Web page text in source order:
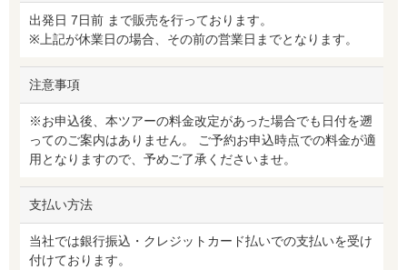
出発日 7日前 まで販売を行っております。
※上記が休業日の場合、その前の営業日までとなります。
注意事項
※お申込後、本ツアーの料金改定があった場合でも日付を遡
ってのご案内はありません。 ご予約お申込時点での料金が適
用となりますので、予めご了承くださいませ。
支払い方法
当社では銀行振込・クレジットカード払いでの支払いを受け
付けております。